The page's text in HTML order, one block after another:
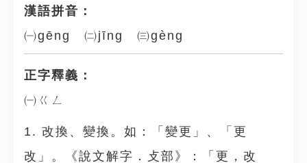
漢語拼音：
㈠gēng ㈡jīng ㈢gèng
正字釋義：
㈠ㄍㄥ
1. 改換、變換。如：「變更」、「更
改」。《說文解字．攴部》：「更，改